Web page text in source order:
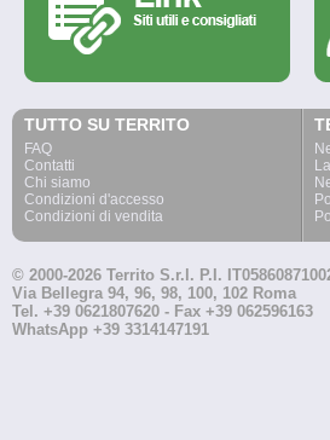
TUTTO SU TERRITO
FAQ
Contatti
Chi siamo
Condizioni d'accesso
Condizioni di vendita
© 2000-2026 Territo S.r.l. P.I.
Via Bellegra 94, 96, 98, 100, 102 Roma
Tel. +39 0621807620 - Fax +39 062596163
WhatsApp +39 3314147191